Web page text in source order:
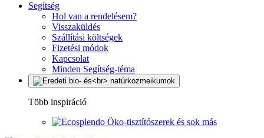
Segítség
Hol van a rendelésem?
Visszaküldés
Szállítási költségek
Fizetési módok
Kapcsolat
Minden Segítség-téma
Több inspiráció
Öko-tisztítószerek és sok más